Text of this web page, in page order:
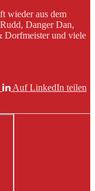
wieder aus dem
Danger Dan,
Dorfmeister und viele
Auf LinkedIn teilen